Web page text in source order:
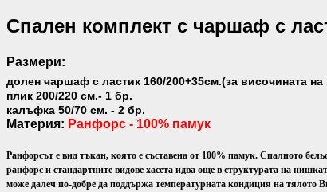
Спален комплект с чаршаф с
Размери:
долен чаршаф с ластик 160/200+35см.(за височината на
плик 200/220 см.- 1 бр.
калъфка 50/70 см. - 2 бр.
Материя: Ранфорс - 100% памук
Ранфорсът е вид тъкан, която е съставена от 100% памук. Спалното
ранфорс и стандартните видове хасета идва още в структурата на
може далеч по-добре да поддържа температурната кондиция на тялото